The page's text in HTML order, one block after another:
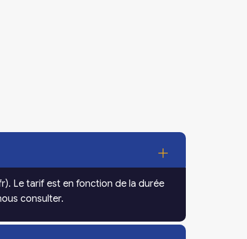
Le tarif est en fonction de la durée
consulter.